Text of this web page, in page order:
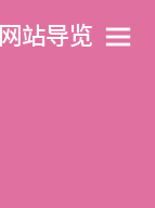
网站导览